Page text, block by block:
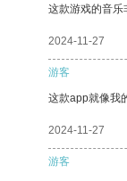
这款游戏的音乐
2024-11-27
游客
这款app就像我
2024-11-27
游客